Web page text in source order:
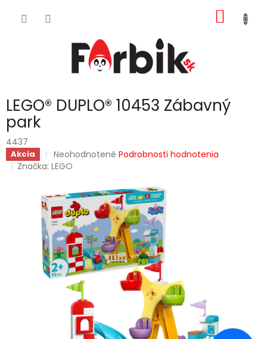
KOŠÍK
LEGO® DUPLO® 10453 Zábavný
park
4437
Akcia
Priemerné
hodnotenie
0,0
z
5
hviezdičiek.
Neohodnotené Podrobnosti hodnotenia
Značka:LEGO